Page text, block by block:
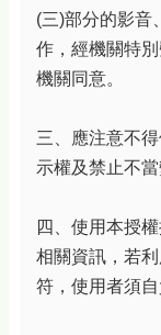
(三)部分的影音
作，經機關特
機關同意。
三、應注意不
示權及禁止不當
四、使用本授
相關資訊，若
符，使用者須